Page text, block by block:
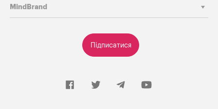
Підписатися
MindBrand